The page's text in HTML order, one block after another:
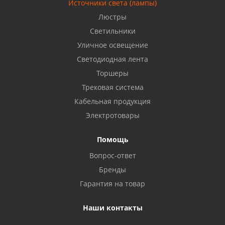
Бузулук, ул. Октябрьская, 24
Балаково, ул. Комарова, 55
Октябрьский, ул. Свердлова, 28
Азнакаево, ул. Булгар, 2. ТЦ "Акчарлак"
Стерлитамак, ул. Вокзальная, 13
Источники света (лампы)
Люстры
Светильники
Уличное освещение
Светодиодная лента
Торшеры
Трековая система
Кабельная продукция
Электротовары
Помощь
Вопрос-ответ
Бренды
Гарантия на товар
Наши контакты